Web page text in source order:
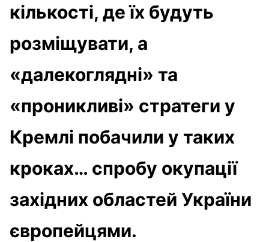
кількості, де їх будуть
розміщувати, а
«далекоглядні» та
«проникливі» стратеги у
Кремлі побачили у таких
кроках… спробу окупації
західних областей України
європейцями.